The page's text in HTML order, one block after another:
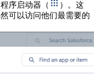
序启动器（
）。这
可以访问他们最需要的